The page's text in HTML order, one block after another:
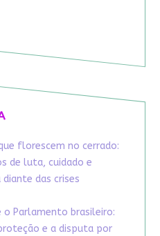
florescem no cerrado:
de luta, cuidado e
das crises
o Parlamento brasileiro:
e a disputa por